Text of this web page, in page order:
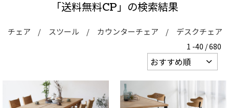
「送料無料CP」の検索結果
チェア スツール カウンターチェア デスクチェア
1 -40 / 680